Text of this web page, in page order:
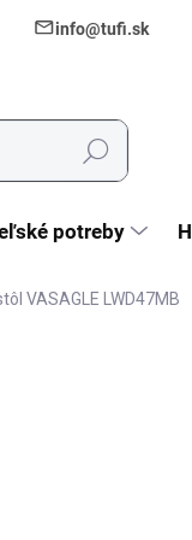
info@tufi.sk
Hľadať
potreby
VASAGLE LWD47MB